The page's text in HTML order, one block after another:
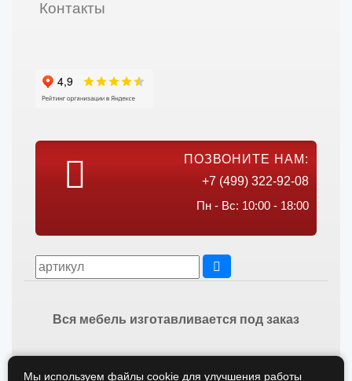
Контакты
ПОЗВОНИТЕ НАМ:
+7 (499) 322-92-08
Пн - Вс: 10:00 - 18:00
Вся мебель изготавливается под заказ
Мы используем файлы cookie для улучшения работы